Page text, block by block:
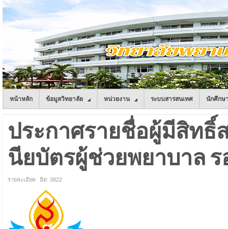
หน้าหลัก ข้อมูลวิทยาลัย หน่วยงาน ระบบสารสนเทศ นักศึกษ
ประกาศรายชื่อผู้มีสิทธิ์
นียบัตรผู้ช่วยพยาบาล ร
รายละเอียด ฮิต: 3822